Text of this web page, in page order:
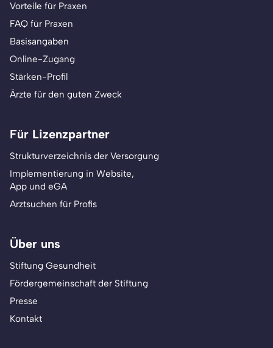
Vorteile für Praxen
FAQ für Praxen
Basisangaben
Online-Zugang
Stärken-Profil
Ärzte für den guten Zweck
Für Lizenzpartner
Strukturverzeichnis der Versorgung
Implementierung in Website,
App und eGA
Arztsuchen für Profis
Über uns
Stiftung Gesundheit
Fördergemeinschaft der Stiftung
Presse
Kontakt